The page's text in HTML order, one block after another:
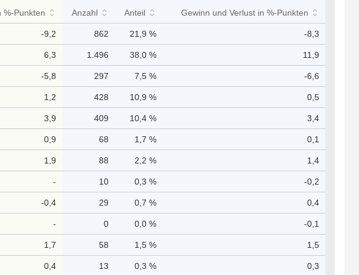
%-Punkten Anzahl Anteil Gewinn und Verlust in %-Punkten
-9,2 862 21,9 % -8,3
6,3 1.496 38,0 % 11,9
-5,8 297 7,5 % -6,6
1,2 428 10,9 % 0,5
3,9 409 10,4 % 3,4
0,9 68 1,7 % 0,1
1,9 88 2,2 % 1,4
- 10 0,3 % -0,2
-0,4 29 0,7 % 0,4
- 0 0,0 % -0,1
1,7 58 1,5 % 1,5
0,4 13 0,3 % 0,3